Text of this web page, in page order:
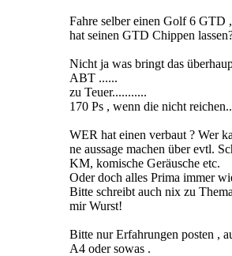
Fahre selber einen Golf 6 GTD
hat seinen GTD Chippen
Nicht ja was bringt das
ABT ......
zu Teuer...........
170 Ps , wenn die nicht
WER hat einen verbaut ? Wer
ne aussage machen über evtl.
KM, komische Geräusche etc.
Oder doch alles Prima immer
Bitte schreibt auch nix zu
mir Wurst!
Bitte nur Erfahrungen posten ,
A4 oder sowas .